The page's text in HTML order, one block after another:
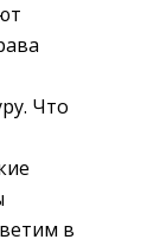
Что
в